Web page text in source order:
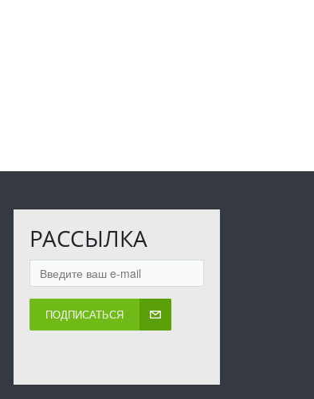
РАССЫЛКА
ПОДПИСАТЬСЯ